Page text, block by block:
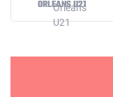
ORLÉANS U21